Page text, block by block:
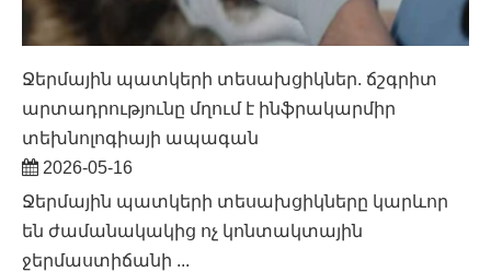
Ջերմային պատկերի տեսախցիկներ. ճշգրիտ
արտադրությունը մղում է ինֆրակարմիր
տեխնոլոգիայի ապագան
2026-05-16
Ջերմային պատկերի տեսախցիկները կարևոր
են ժամանակակից ոչ կոնտակտային
ջերմաստիճանի ...